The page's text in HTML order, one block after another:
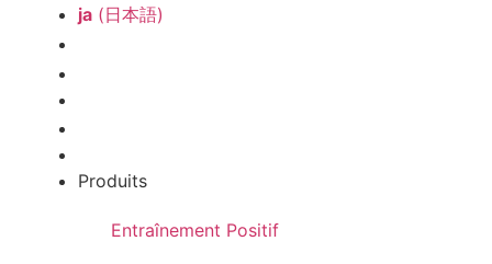
ja (日本語)
Produits
Entraînement Positif